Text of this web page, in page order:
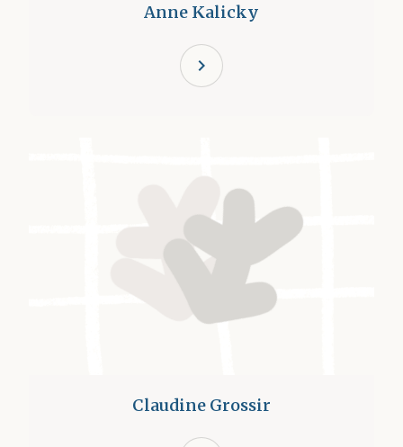
Anne Kalicky
chevron_right
Claudine Grossir